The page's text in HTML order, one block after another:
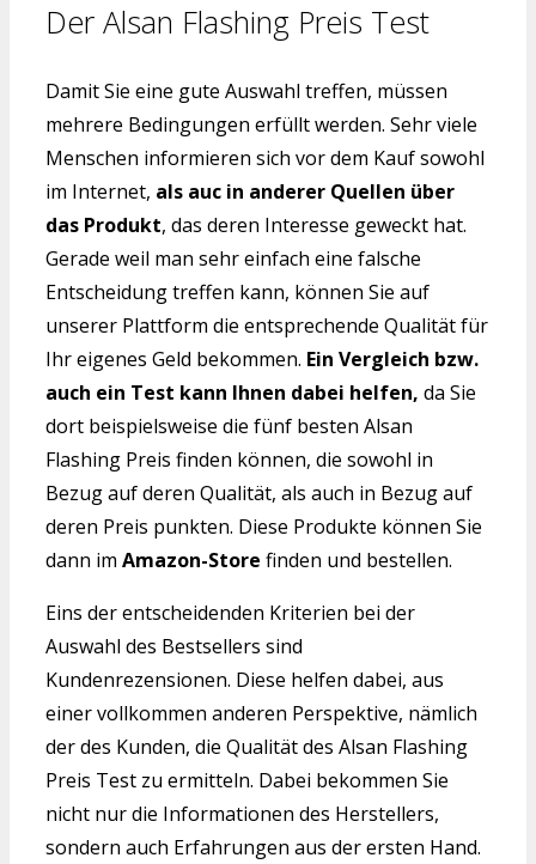
Der Alsan Flashing Preis Test
Damit Sie eine gute Auswahl treffen, müssen
mehrere Bedingungen erfüllt werden. Sehr viele
Menschen informieren sich vor dem Kauf sowohl
im Internet, als auc in anderer Quellen über
das Produkt, das deren Interesse geweckt hat.
Gerade weil man sehr einfach eine falsche
Entscheidung treffen kann, können Sie auf
unserer Plattform die entsprechende Qualität für
Ihr eigenes Geld bekommen. Ein Vergleich bzw.
auch ein Test kann Ihnen dabei helfen, da Sie
dort beispielsweise die fünf besten Alsan
Flashing Preis finden können, die sowohl in
Bezug auf deren Qualität, als auch in Bezug auf
deren Preis punkten. Diese Produkte können Sie
dann im Amazon-Store finden und bestellen.
Eins der entscheidenden Kriterien bei der
Auswahl des Bestsellers sind
Kundenrezensionen. Diese helfen dabei, aus
einer vollkommen anderen Perspektive, nämlich
der des Kunden, die Qualität des Alsan Flashing
Preis Test zu ermitteln. Dabei bekommen Sie
nicht nur die Informationen des Herstellers,
sondern auch Erfahrungen aus der ersten Hand.